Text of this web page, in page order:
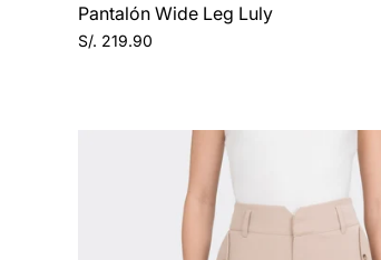
Pantalón Wide Leg Luly
S/. 219.90